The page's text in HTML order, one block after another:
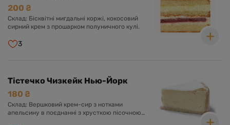
200 ₴
Склад: Бісквітні мигдальні коржі, кокосовий
сирний крем з прошарком полуничного кулі.
3
Тістечко Чизкейк Нью-Йорк
180 ₴
Склад: Вершковий крем-сир з нотками
апельсину в поєднанні з хрусткою пісочною